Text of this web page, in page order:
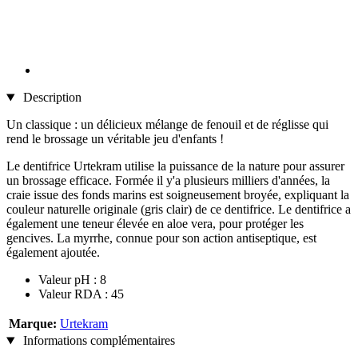
Description
Un classique : un délicieux mélange de fenouil et de réglisse qui
rend le brossage un véritable jeu d'enfants !
Le dentifrice Urtekram utilise la puissance de la nature pour assurer
un brossage efficace. Formée il y'a plusieurs milliers d'années, la
craie issue des fonds marins est soigneusement broyée, expliquant la
couleur naturelle originale (gris clair) de ce dentifrice. Le dentifrice a
également une teneur élevée en aloe vera, pour protéger les
gencives. La myrrhe, connue pour son action antiseptique, est
également ajoutée.
Valeur pH : 8
Valeur RDA : 45
Marque: Urtekram
Informations complémentaires